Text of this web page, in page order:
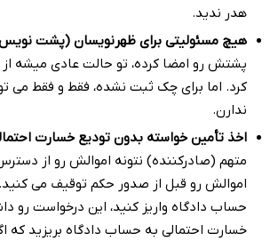
هدر ندید.
هیچ مسئولیتی برای ظهرنویسان (پشت
پشتش رو امضا کرده، تو حالت عادی میشه
کرد. اما برای چک ثبت نشده، فقط و فقط می
ندارن.
اخذ تأمین خواسته بدون تودیع خسارت
متهم (صادرکننده) نتونه اموالش رو از
اموالش رو قبل از صدور حکم توقیف می
حساب دادگاه واریز کنید، این درخواست رو
خسارت احتمالی به حساب دادگاه بریزید که